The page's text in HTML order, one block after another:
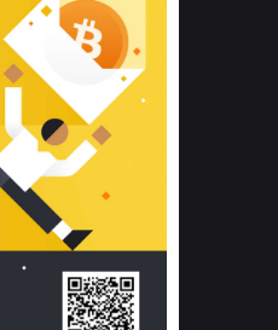
có thể tìm hiểu
khoa học về tác
và môi trường
sức khỏe con
(External
toàn diện hơn.
khi lựa chọn
cấp cho phòng
chăn ga gối đệm
cả về thẩm mỹ lẫn
tiêu dùng cần cân
tiêu chí quan trọng